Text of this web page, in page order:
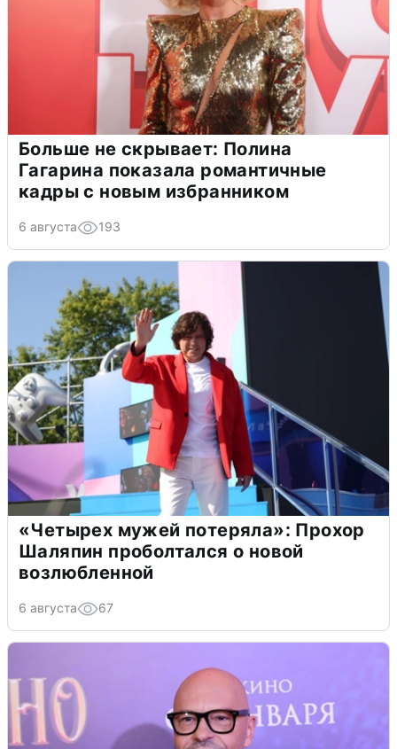
Больше не скрывает: Полина
Гагарина показала романтичные
кадры с новым избранником
6 августа 193
«Четырех мужей потеряла»: Прохор
Шаляпин проболтался о новой
возлюбленной
6 августа 67